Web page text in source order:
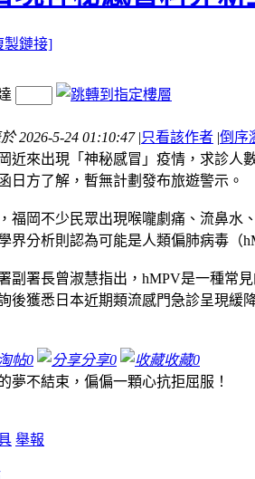
製鏈接]
2026-5-24 01:10:47 |只看該作者 |倒序
近來出現「神秘感冒」疫情，求診人
日方了解，暫無計劃發布旅遊警示。
福岡不少民眾出現喉嚨劇痛、流鼻水
界分析則認為可能是人類偏肺病毒（
副署長曾淑慧指出，hMPV是一種常
後獲悉日本近期類流感門急診呈現緩
帖0 分享0 收藏0
夢不結束，偏偏一顆心抗拒屈服！
舉報